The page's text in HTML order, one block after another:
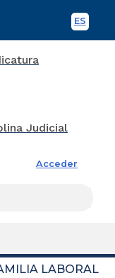
ES
Acceder
LABORAL